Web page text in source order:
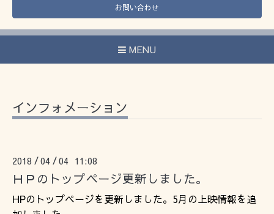
お問い合わせ
MENU
インフォメーション
2018 /04 /04 11:08
ＨＰのトップページ更新しました。
HPのトップページを更新しました。5月の上映情報を追